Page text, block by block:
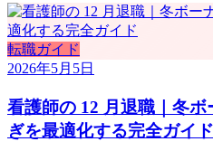
転職ガイド
2026年5月5日
看護師の 12 月退職｜冬
ぎを最適化する完全ガイド